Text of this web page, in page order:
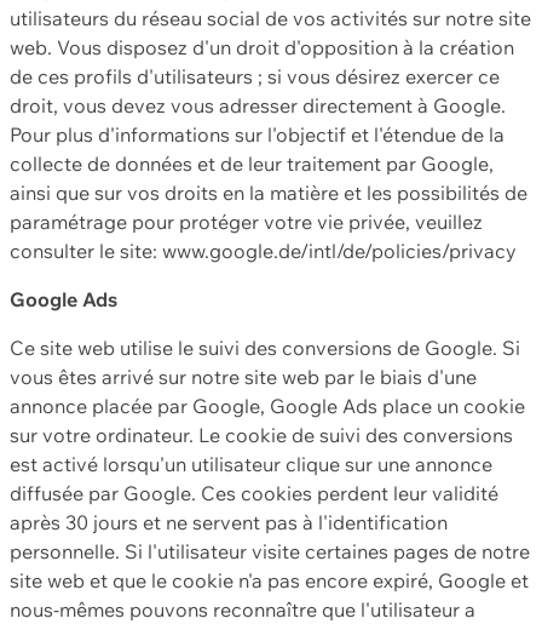
utilisateurs du réseau social de vos activités sur notre site
web. Vous disposez d'un droit d'opposition à la création
de ces profils d'utilisateurs ; si vous désirez exercer ce
droit, vous devez vous adresser directement à Google.
Pour plus d'informations sur l'objectif et l'étendue de la
collecte de données et de leur traitement par Google,
ainsi que sur vos droits en la matière et les possibilités de
paramétrage pour protéger votre vie privée, veuillez
consulter le site: www.google.de/intl/de/policies/privacy
Google Ads
Ce site web utilise le suivi des conversions de Google. Si
vous êtes arrivé sur notre site web par le biais d'une
annonce placée par Google, Google Ads place un cookie
sur votre ordinateur. Le cookie de suivi des conversions
est activé lorsqu'un utilisateur clique sur une annonce
diffusée par Google. Ces cookies perdent leur validité
après 30 jours et ne servent pas à l'identification
personnelle. Si l'utilisateur visite certaines pages de notre
site web et que le cookie n'a pas encore expiré, Google et
nous-mêmes pouvons reconnaître que l'utilisateur a